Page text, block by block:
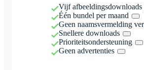
Vijf afbeeldingsdownloads
Één bundel per maand
Geen naamsvermelding
Snellere downloads
Prioriteitsondersteuning
Geen advertenties